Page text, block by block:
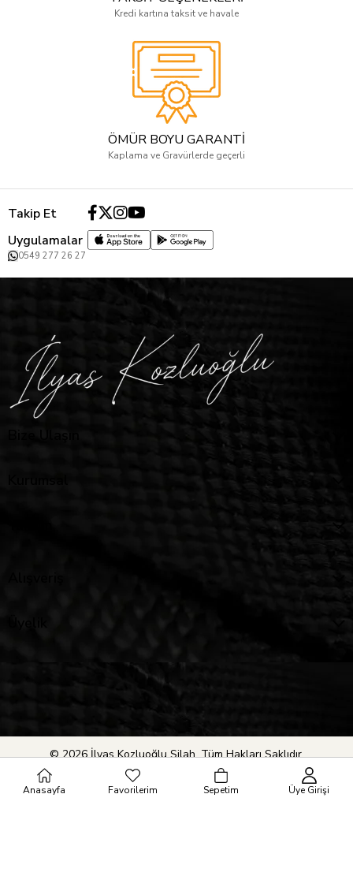
Kredi kartına taksit ve havale
ÖMÜR BOYU GARANTİ
Kaplama ve Gravürlerde geçerli
Takip Et
Uygulamalar
0549 277 26 27
© 2026 İlyas Kozluoğlu Silah. Tüm Hakları Saklıdır.
Anasayfa Favorilerim Sepetim Üye Girişi